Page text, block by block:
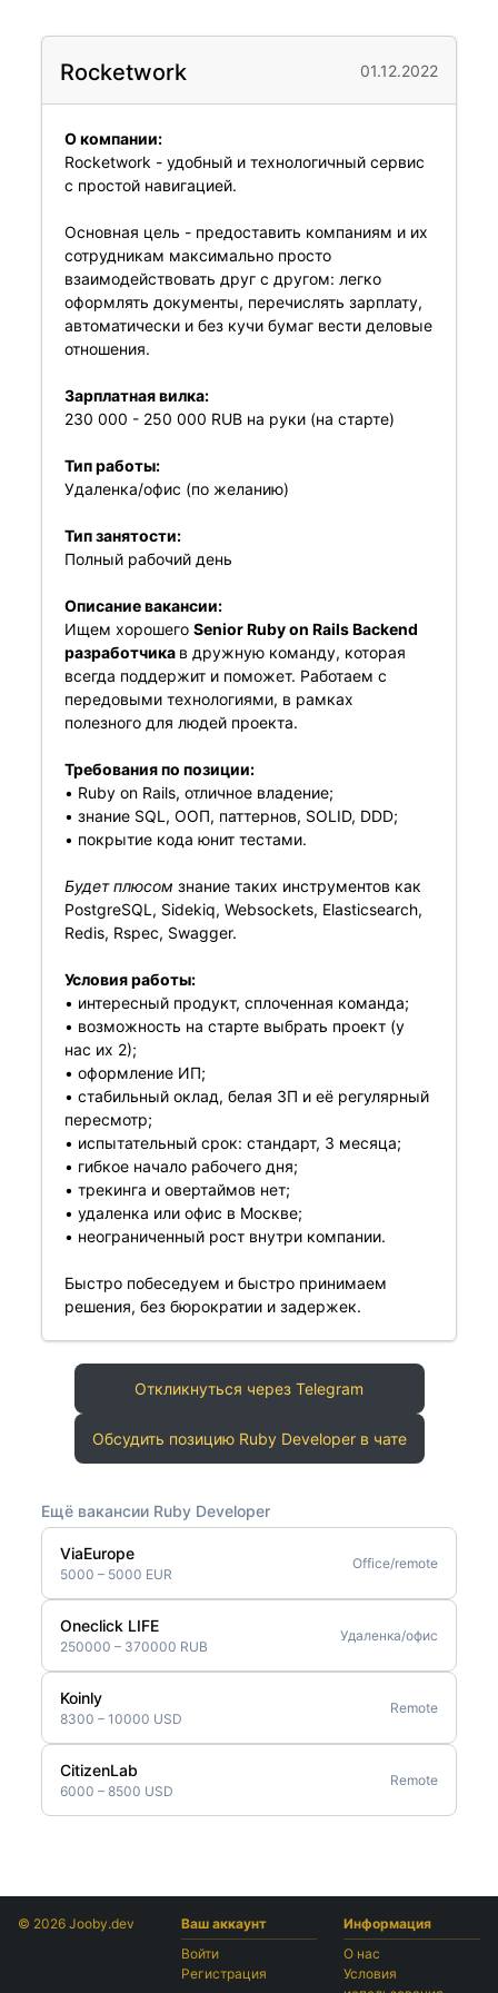
Rocketwork 01.12.2022
О компании:
Rocketwork - удобный и технологичный сервис
с простой навигацией.
Основная цель - предоставить компаниям и их
сотрудникам максимально просто
взаимодействовать друг с другом: легко
оформлять документы, перечислять зарплату,
автоматически и без кучи бумаг вести деловые
отношения.
Зарплатная вилка:
230 000 - 250 000 RUB на руки (на старте)
Тип работы:
Удаленка/офис (по желанию)
Тип занятости:
Полный рабочий день
Описание вакансии:
Ищем хорошего Senior Ruby on Rails Backend
разработчика в дружную команду, которая
всегда поддержит и поможет. Работаем с
передовыми технологиями, в рамках
полезного для людей проекта.
Требования по позиции:
• Ruby on Rails, отличное владение;
• знание SQL, ООП, паттернов, SOLID, DDD;
• покрытие кода юнит тестами.
Будет плюсом знание таких инструментов как
PostgreSQL, Sidekiq, Websockets, Elasticsearch,
Redis, Rspec, Swagger.
Условия работы:
• интересный продукт, сплоченная команда;
• возможность на старте выбрать проект (у
нас их 2);
• оформление ИП;
• стабильный оклад, белая ЗП и её регулярный
пересмотр;
• испытательный срок: стандарт, 3 месяца;
• гибкое начало рабочего дня;
• трекинга и овертаймов нет;
• удаленка или офис в Москве;
• неограниченный рост внутри компании.
Быстро побеседуем и быстро принимаем
решения, без бюрократии и задержек.
Откликнуться через Telegram
Обсудить позицию Ruby Developer в чате
Ещё вакансии Ruby Developer
ViaEurope
5000 – 5000 EUR
Office/remote
Oneclick LIFE
250000 – 370000 RUB
Удаленка/офис
Koinly
8300 – 10000 USD
Remote
CitizenLab
6000 – 8500 USD
Remote
© 2026 Jooby.dev
Ваш аккаунт
Войти
Регистрация
Информация
О нас
Условия